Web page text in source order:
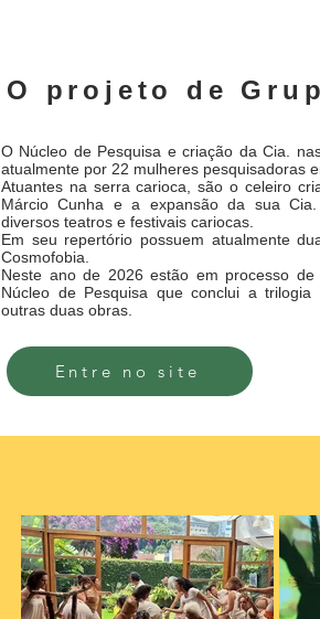
O projeto de
O Núcleo de Pesquisa e criação da Cia.
atualmente por 22 mulheres pesquisadoras
Atuantes na serra carioca, são o celeiro
Márcio Cunha e a expansão da sua
diversos teatros e festivais cariocas.
Em seu repertório possuem atualmente
Cosmofobia.
Neste ano de 2026 estão em processo
Núcleo de Pesquisa que conclui a
outras duas obras.
Entre no site